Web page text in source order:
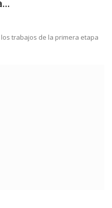
trabajos de la primera etapa